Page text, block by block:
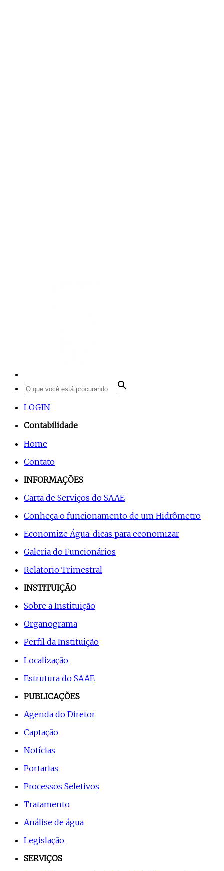
search
LOGIN
Contabilidade
Home
Contato
INFORMAÇÕES
Carta de Serviços do SAAE
Conheça o funcionamento de um Hidrômetro
Economize Água: dicas para economizar
Galeria do Funcionários
Relatorio Trimestral
INSTITUIÇÃO
Sobre a Instituição
Organograma
Perfil da Instituição
Localização
Estrutura do SAAE
PUBLICAÇÕES
Agenda do Diretor
Captação
Notícias
Portarias
Processos Seletivos
Tratamento
Análise de água
Legislação
SERVIÇOS